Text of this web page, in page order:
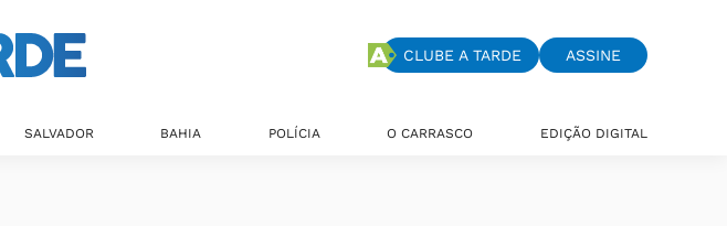
CLUBE A TARDE ASSINE
SALVADOR BAHIA POLÍCIA O CARRASCO EDIÇÃO DIGITAL